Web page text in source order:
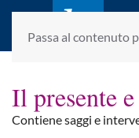
Passa al contenuto
Il presente
Contiene saggi e